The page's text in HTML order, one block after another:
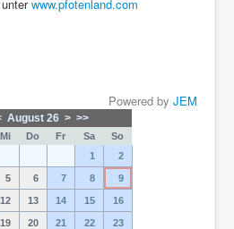
www.pfotenland.com
Powered by JEM
August 26 > >>
Mi Do Fr Sa
So
1
2
5 6 7 8 9
12 13 14 15 16
19 20 21 22 23